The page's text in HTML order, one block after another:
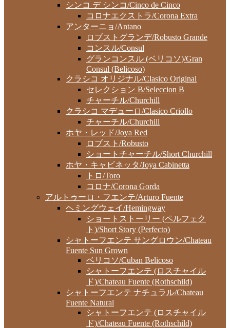
シンコ デ シンコ/Cinco de Cinco
コロナエクストラ/Corona Extra
アンターニョ/Antano
ロブストグランデ/Robusto Grande
コンスル/Consul
グランコンスル (ベリコソ)/Gran
Consul (Belicoso)
クラシコ オリジナル/Clasico Original
セレクション B/Seleccion B
チャーチル/Churchill
クラシコ マデューロ/Clasico Criollo
チャーチル/Churchill
ホヤ・レッド/Joya Red
ロブスト/Robusto
ショートチャーチル/Short Churchill
ホヤ・キャビネッタ/Joya Cabinetta
トロ/Toro
コロナ/Corona Gorda
アルトゥーロ・フエンテ/Arturo Fuente
ヘミングウェイ/Hemingway
ショートストーリー (ペルフェク
ト)/Short Story (Perfecto)
シャトーフエンテ サングロウン/Chateau
Fuente Sun Grown
ベリコソ/Cuban Belicoso
シャトーフエンテ (ロスチャイル
ド)/Chateau Fuente (Rothschild)
シャトーフエンテ ナチュラル/Chateau
Fuente Natural
シャトーフエンテ (ロスチャイル
ド)/Chateau Fuente (Rothschild)